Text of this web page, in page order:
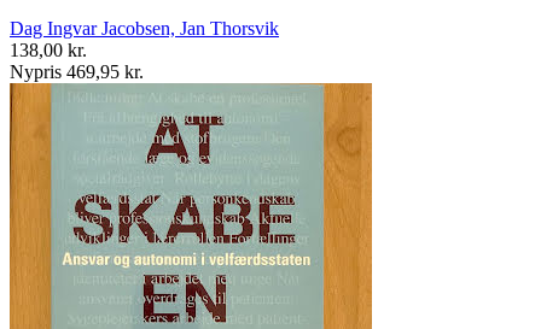
Dag Ingvar Jacobsen, Jan Thorsvik
138,00 kr.
Nypris 469,95 kr.